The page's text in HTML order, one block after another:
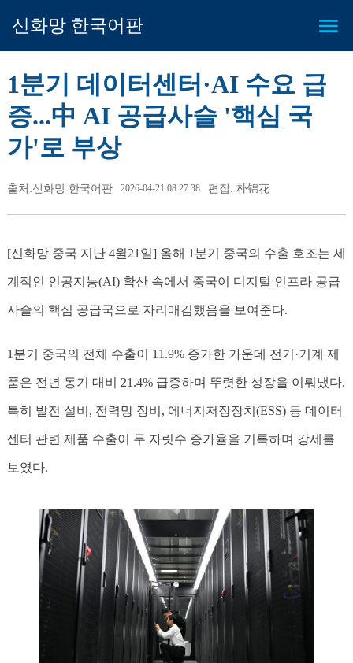
신화망 한국어판
1분기 데이터센터·AI 수요 급
증...中 AI 공급사슬 '핵심 국
가'로 부상
출처:신화망 한국어판 2026-04-21 08:27:38 편집: 朴锦花
[신화망 중국 지난 4월21일] 올해 1분기 중국의 수출 호조는 세
계적인 인공지능(AI) 확산 속에서 중국이 디지털 인프라 공급
사슬의 핵심 공급국으로 자리매김했음을 보여준다.
1분기 중국의 전체 수출이 11.9% 증가한 가운데 전기·기계 제
품은 전년 동기 대비 21.4% 급증하며 뚜렷한 성장을 이뤄냈다.
특히 발전 설비, 전력망 장비, 에너지저장장치(ESS) 등 데이터
센터 관련 제품 수출이 두 자릿수 증가율을 기록하며 강세를
보였다.